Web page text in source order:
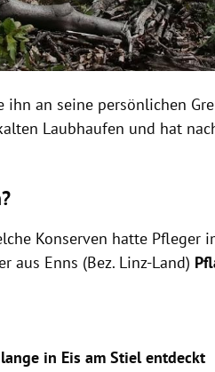
ihn an seine persönlichen
Laubhaufen und hat
Konserven hatte Pfleger
aus Enns (Bez. Linz-Land)
in Eis am Stiel entdeckt